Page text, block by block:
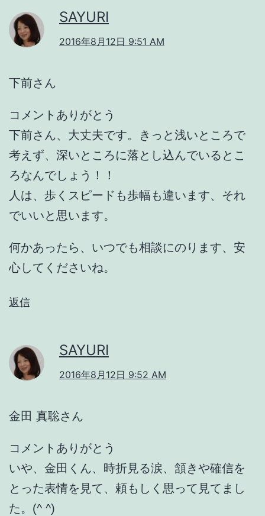
SAYURI
2016年8月12日 9:51 AM
下前さん
コメントありがとう
下前さん、大丈夫です。きっと浅いところで
考えず、深いところに落とし込んでいるとこ
ろなんでしょう！！
人は、歩くスピードも歩幅も違います、それ
でいいと思います。
何かあったら、いつでも相談にのります、安
心してくださいね。
返信
SAYURI
2016年8月12日 9:52 AM
金田 真聡さん
コメントありがとう
いや、金田くん、時折見る涙、頷きや確信を
とった表情を見て、頼もしく思って見てまし
た。(^ ^)